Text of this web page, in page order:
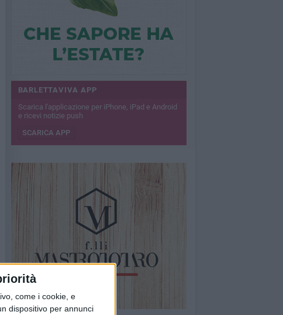
come i cookie, e
dispositivo per annunci
BARLETTAVIVA APP
Scarica l'applicazione per iPhone, iPad e Android
e ricevi notizie push
SCARICA APP